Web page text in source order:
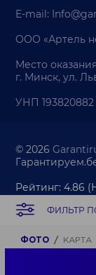
ФИЛЬТР
ФОТО КАРТА
E-mail:
ООО «Артель
Место
г. Минск, ул.
УНП 193820882
© 2026
Рейтинг: 4.86
Палата
Политика
Продвижение